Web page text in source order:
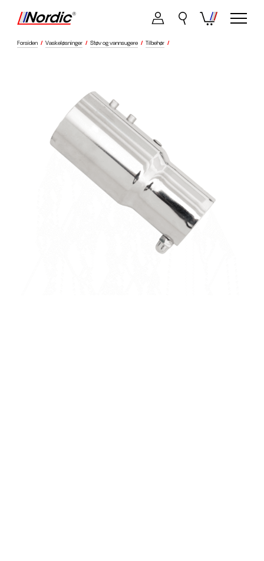
Forsiden / Vaskeløsninger / Støv og vannsugere / Tilbehør /